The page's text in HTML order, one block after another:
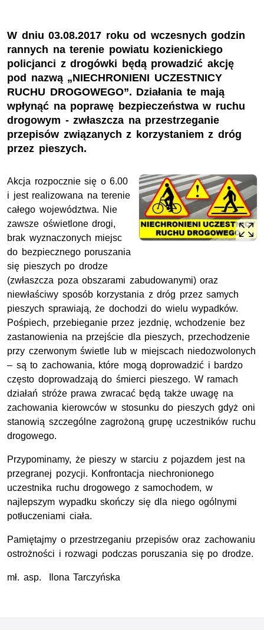
W dniu 03.08.2017 roku od wczesnych godzin
rannych na terenie powiatu kozienickiego
policjanci z drogówki będą prowadzić akcję
pod nazwą „NIECHRONIENI UCZESTNICY
RUCHU DROGOWEGO”. Działania te mają
wpłynąć na poprawę bezpieczeństwa w ruchu
drogowym - zwłaszcza na przestrzeganie
przepisów związanych z korzystaniem z dróg
przez pieszych.
Akcja rozpocznie się o 6.00
i jest realizowana na terenie
całego województwa. Nie
zawsze oświetlone drogi,
brak wyznaczonych miejsc
do bezpiecznego poruszania
się pieszych po drodze
(zwłaszcza poza obszarami zabudowanymi) oraz
niewłaściwy sposób korzystania z dróg przez samych
pieszych sprawiają, że dochodzi do wielu wypadków.
Pośpiech, przebieganie przez jezdnię, wchodzenie bez
zastanowienia na przejście dla pieszych, przechodzenie
przy czerwonym świetle lub w miejscach niedozwolonych
– są to zachowania, które mogą doprowadzić i bardzo
często doprowadzają do śmierci pieszego. W ramach
działań stróże prawa zwracać będą także uwagę na
zachowania kierowców w stosunku do pieszych gdyż oni
stanowią szczególne zagrożoną grupę uczestników ruchu
drogowego.
Przypominamy, że pieszy w starciu z pojazdem jest na
przegranej pozycji. Konfrontacja niechronionego
uczestnika ruchu drogowego z samochodem, w
najlepszym wypadku skończy się dla niego ogólnymi
potłuczeniami ciała.
Pamiętajmy o przestrzeganiu przepisów oraz zachowaniu
ostrożności i rozwagi podczas poruszania się po drodze.
mł. asp. Ilona Tarczyńska